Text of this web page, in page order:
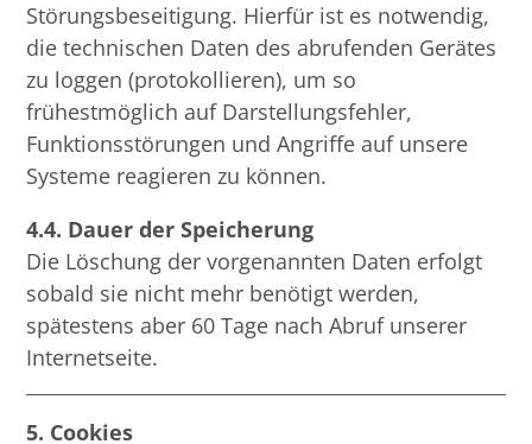
Störungsbeseitigung. Hierfür ist es notwendig,
die technischen Daten des abrufenden Gerätes
zu loggen (protokollieren), um so
frühestmöglich auf Darstellungsfehler,
Funktionsstörungen und Angriffe auf unsere
Systeme reagieren zu können.
4.4. Dauer der Speicherung
Die Löschung der vorgenannten Daten erfolgt
sobald sie nicht mehr benötigt werden,
spätestens aber 60 Tage nach Abruf unserer
Internetseite.
5. Cookies